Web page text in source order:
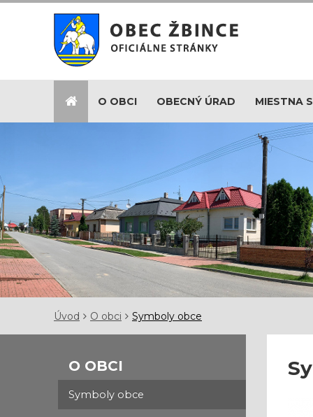
O OBCI OBECNÝ ÚRAD MIESTNA
Úvod O obci Symboly obce
O OBCI
Symboly obce